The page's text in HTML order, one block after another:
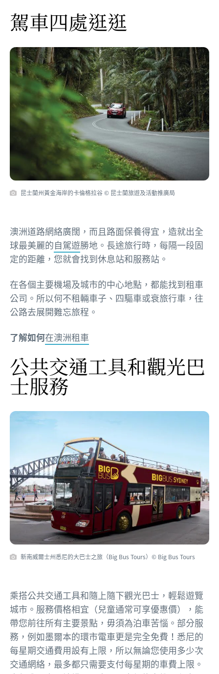
駕車四處逛逛
昆士蘭州黃金海岸的卡倫格拉谷 © 昆士蘭旅遊及活動推廣局
澳洲道路網絡廣闊，而且路面保養得宜，造就出全
球最美麗的自駕遊勝地。長途旅行時，每隔一段固
定的距離，您就會找到休息站和服務站。
在各個主要機場及城市的中心地點，都能找到租車
公司。所以何不租輛車子、四驅車或衰旅行車，往
公路去展開難忘旅程。
了解如何在澳洲租車
公共交通工具和觀光巴
士服務
新南威爾士州悉尼的大巴士之旅（Big Bus Tours）© Big Bus Tours
乘搭公共交通工具和隨上隨下觀光巴士，輕鬆遊覽
城市。服務價格相宜（兒童通常可享優惠價），能
帶您前往所有主要景點，毋須為泊車苦惱。部分服
務，例如墨爾本的環市電車更是完全免費！悉尼的
每星期交通費用設有上限，所以無論您使用多少次
交通網絡，最多都只需要支付每星期的車費上限。